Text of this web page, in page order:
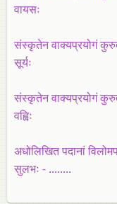
वायसः
संस्कृतेन वाक्यप्रयोगं
सूर्यः
संस्कृतेन वाक्यप्रयोगं
वह्विः
अधोलिखित पदानां
सुलभः - ........